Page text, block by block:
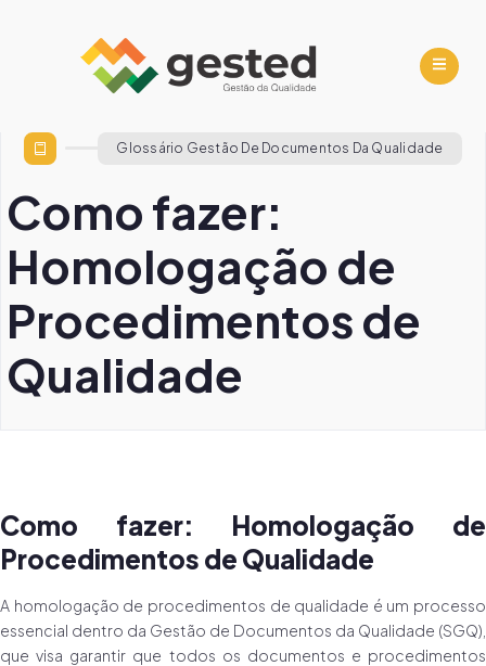
Glossário Gestão De Documentos Da Qualidade
Como fazer:
Homologação de
Procedimentos de
Qualidade
Como fazer: Homologação de
Procedimentos de Qualidade
A homologação de procedimentos de qualidade é um processo
essencial dentro da Gestão de Documentos da Qualidade (SGQ),
que visa garantir que todos os documentos e procedimentos